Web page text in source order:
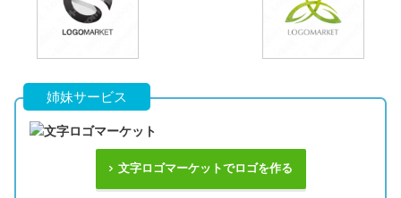
姉妹サービス
文字ロゴマーケットでロゴを作る